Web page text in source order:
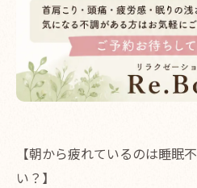
【朝から疲れているのは睡眠
い？】